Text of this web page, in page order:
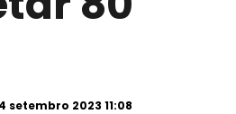
setembro 2023 11:08